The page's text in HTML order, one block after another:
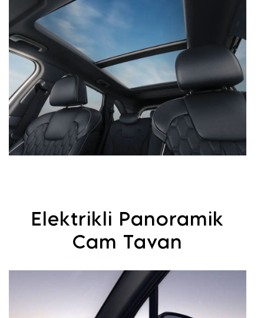
Elektrikli Panoramik
Cam Tavan